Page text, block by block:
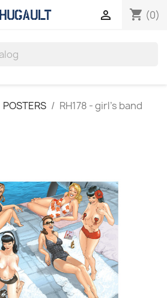
shopping_cart (0)

POSTERS RH178 - girl's band